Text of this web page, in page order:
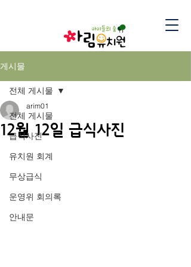
게시물
전체 게시물
급식사진
유치원 회계
무상급식
운영위 회의록
안내문
전체 게시물
12월 12일 급식사진
arim01